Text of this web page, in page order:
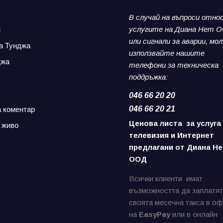
Тунджа
коментар
живо
В случай на въпроси
услугите на Диана Нет
или сигнали за аварии,
използвайте нашите
телефони за техническа
поддръжка:
046 66 20 20
046 66 20 21
Ценова листа за услуга
телевизия и Интернет
предлагани от Диана
ООД
Всички клиенти имат
възможността да заплатят
своята месечна такса в
на EasyPayили в онлайн